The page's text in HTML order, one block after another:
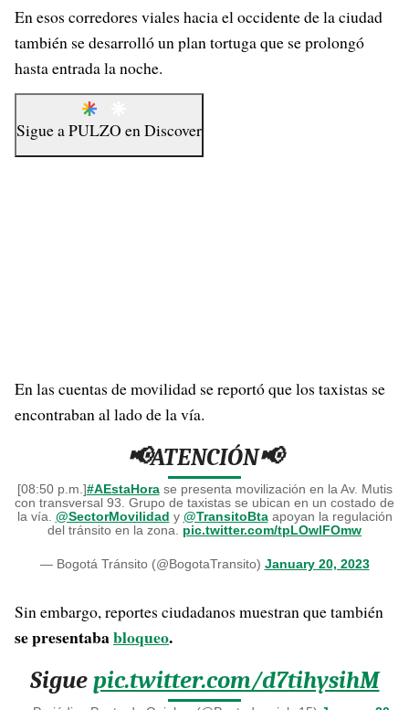
En esos corredores viales hacia el occidente de la ciudad
también se desarrolló un plan tortuga que se prolongó
hasta entrada la noche.
Sigue aPULZO enDiscover
En las cuentas de movilidad se reportó que los taxistas se
encontraban al lado de la vía.
📢ATENCIÓN📢
[08:50 p.m.]#AEstaHorase presenta movilización en la Av. Mutis
con transversal 93. Grupo de taxistas se ubican en un costado de
la vía. @SectorMovilidad y @TransitoBtaapoyan la regulación
del tránsito en la zona. pic.twitter.com/tpLOwlFOmw
— Bogotá Tránsito (@BogotaTransito) January 20, 2023
Sin embargo, reportes ciudadanos muestran que también
se presentababloqueo.
Siguepic.twitter.com/d7tihysihM